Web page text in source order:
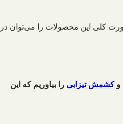
کلی این محصولات را می‌توان در
وکشمش تیزابی را بیاوریم که این